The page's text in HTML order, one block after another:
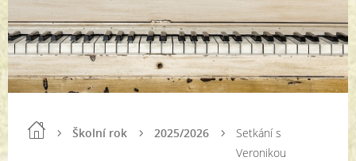
Školní rok 2025/2026
Setkání s
Veronikou